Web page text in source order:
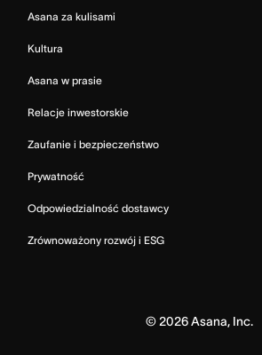
Asana za kulisami
Kultura
Asana w prasie
Relacje inwestorskie
Zaufanie i bezpieczeństwo
Prywatność
Odpowiedzialność dostawcy
Zrównoważony rozwój i ESG
© 2026Asana, Inc.